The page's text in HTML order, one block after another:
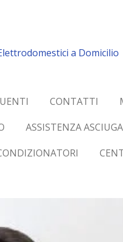
a Domicilio
CONTATTI
ASSISTENZA